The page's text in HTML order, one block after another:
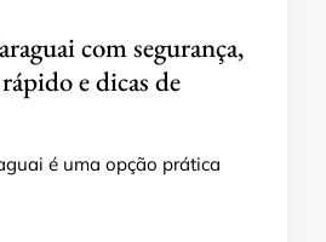
com segurança,
e dicas de
é uma opção prática